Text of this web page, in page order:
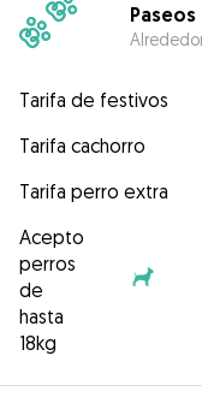
Paseos
Tarifa de festivos
Tarifa cachorro
Tarifa perro extra
Acepto
perros
de
hasta
18kg